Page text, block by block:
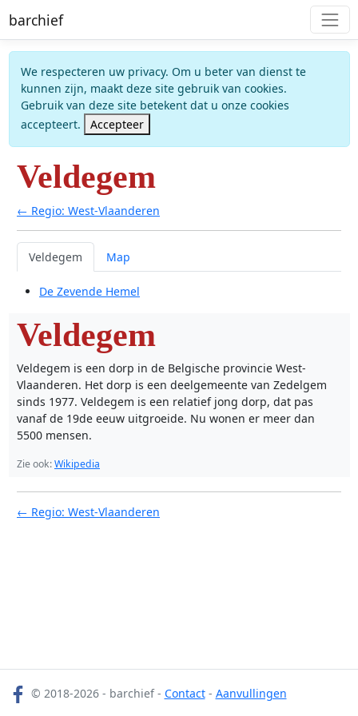
barchief
We respecteren uw privacy. Om u beter van dienst te
kunnen zijn, maakt deze site gebruik van cookies.
Gebruik van deze site betekent dat u onze cookies
accepteert.
Accepteer
Veldegem
← Regio: West-Vlaanderen
Veldegem Map
De Zevende Hemel
Veldegem
Veldegem is een dorp in de Belgische provincie West-
Vlaanderen. Het dorp is een deelgemeente van Zedelgem
sinds 1977. Veldegem is een relatief jong dorp, dat pas
vanaf de 19de eeuw uitgroeide. Nu wonen er meer dan
5500 mensen.
Zie ook:Wikipedia
← Regio: West-Vlaanderen
© 2018-2026 - barchief - Contact- Aanvullingen